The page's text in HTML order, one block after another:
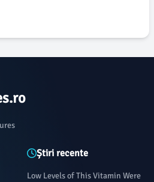
Știri recente
Low Levels of This Vitamin Were